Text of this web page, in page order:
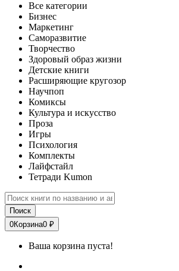
Все категории
Бизнес
Маркетинг
Саморазвитие
Творчество
Здоровый образ жизни
Детские книги
Расширяющие кругозор
Научпоп
Комиксы
Культура и искусство
Проза
Игры
Психология
Комплекты
Лайфстайл
Тетради Kumon
Поиск
0Корзина0 ₽
Ваша корзина пуста!